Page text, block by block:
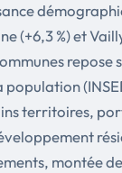
(+6,3 %) et
repose
population
territoires,
montée